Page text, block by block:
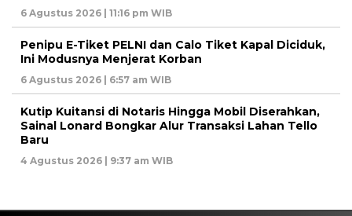
6 Agustus 2026 | 11:16 pm WIB
Penipu E-Tiket PELNI dan Calo Tiket Kapal Diciduk,
Ini Modusnya Menjerat Korban
6 Agustus 2026 | 6:57 am WIB
Kutip Kuitansi di Notaris Hingga Mobil Diserahkan,
Sainal Lonard Bongkar Alur Transaksi Lahan Tello
Baru
4 Agustus 2026 | 9:37 am WIB